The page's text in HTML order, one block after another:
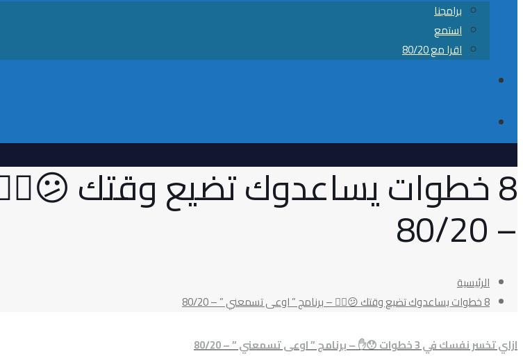
برامجنا
استمع
اقرا مع 80/20
8 خطوات يساعدوك تضيع وقتك
– 80/20
الرئيسية
8 خطوات يساعدوك تضيع وقتك 😕🤷‍♂️ – برنامج ” اوعى تسمعني ” – 80/20
ازاي تخسر نفسك في 3 خطوات 😯✋ – برنامج ” اوعى تسمعني ” – 80/20